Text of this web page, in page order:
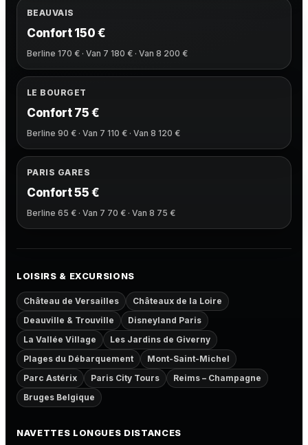
BEAUVAIS
Confort 150 €
Berline 170 € · Van 7 180 € · Van 8 200 €
LE BOURGET
Confort 75 €
Berline 90 € · Van 7 110 € · Van 8 120 €
PARIS GARES
Confort 55 €
Berline 65 € · Van 7 70 € · Van 8 75 €
LOISIRS & EXCURSIONS
Château de Versailles
Châteaux de la Loire
Deauville & Trouville
Disneyland Paris
La Vallée Village
Les Jardins de Giverny
Plages du Débarquement
Mont-Saint-Michel
Parc Astérix
Paris City Tours
Reims – Champagne
Bruges Belgique
NAVETTES LONGUES DISTANCES